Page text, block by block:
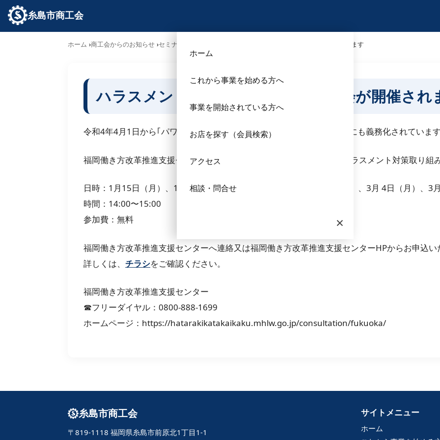
糸島市商工会
ホーム
これから事業を始める方へ
事業を開始されている方へ
お店を探す（会員検索）
アクセス
相談・問合せ
×
ホーム 商工会からのお知らせ セミナー･勉強会 ハラスメント対策取り組み強化説明会が開催されます
ハラスメント対策取り組み強化説明会が開催され
令和4年4月1日から｢パワーハラスメント防止措置｣が中小企業の事業主にも義務化されていま
福岡働き方改革推進支援センター主催で、オンライン（ZOOM）にてハラスメント対策取り組
日時：1月15日（月）、1月19日（月）、2月7日（水）、２月21日（水）、3月 4日（月）、3月
時間：14:00〜15:00
参加費：無料
福岡働き方改革推進支援センターへ連絡又は福岡働き方改革推進支援センターHPからお申込い
詳しくは、 チラシをご確認ください。
福岡働き方改革推進支援センター
☎︎フリーダイヤル：0800-888-1699
ホームページ：https://hatarakikatakaikaku.mhlw.go.jp/consultation/fukuoka/
糸島市商工会
〒819-1118 福岡県糸島市前原北1丁目1-1
サイトメニュー
ホーム